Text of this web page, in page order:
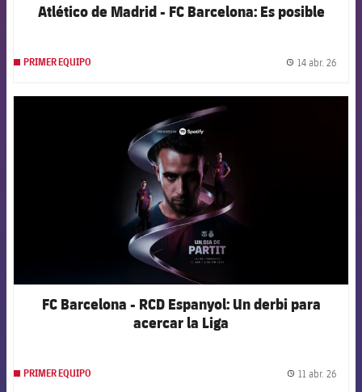
Atlético de Madrid - FC Barcelona: Es posible
PRIMER EQUIPO 14 abr. 26
FCB Barcelona badge
FC Barcelona - RCD Espanyol: Un derbi para
acercar la Liga
PRIMER EQUIPO 11 abr. 26